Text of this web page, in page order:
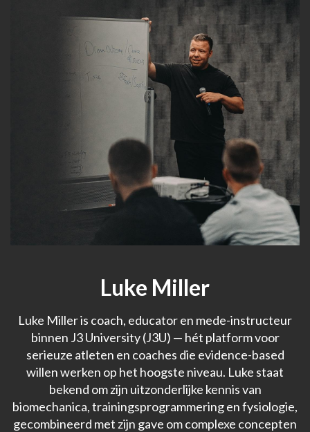
Luke Miller
Luke Miller is coach, educator en mede-instructeur
binnen J3 University (J3U) — hét platform voor
serieuze atleten en coaches die evidence-based
willen werken op het hoogste niveau. Luke staat
bekend om zijn uitzonderlijke kennis van
biomechanica, trainingsprogrammering en fysiologie,
gecombineerd met zijn gave om complexe concepten